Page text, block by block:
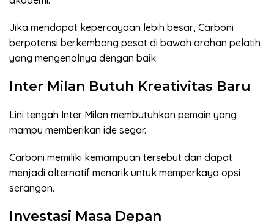
Jika mendapat kepercayaan lebih besar, Carboni
berpotensi berkembang pesat di bawah arahan pelatih
yang mengenalnya dengan baik.
Inter Milan Butuh Kreativitas Baru
Lini tengah Inter Milan membutuhkan pemain yang
mampu memberikan ide segar.
Carboni memiliki kemampuan tersebut dan dapat
menjadi alternatif menarik untuk memperkaya opsi
serangan.
Investasi Masa Depan